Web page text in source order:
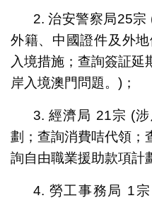
2. 治安警察局25宗
外籍、中國證件及外
入境措施；查詢簽証延
岸入境澳門問題。)；
3. 經濟局 21宗 (
劃；查詢消費咭代領；
詢自由職業援助款項計
4. 勞工事務局 1